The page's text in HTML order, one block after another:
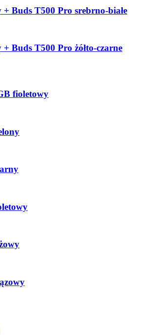
Buds T500 Pro srebrno-białe
Buds T500 Pro żółto-czarne
fioletowy